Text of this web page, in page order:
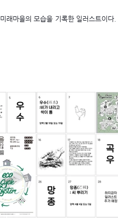
미래마을의 모습을 기록한 일러스트이다.